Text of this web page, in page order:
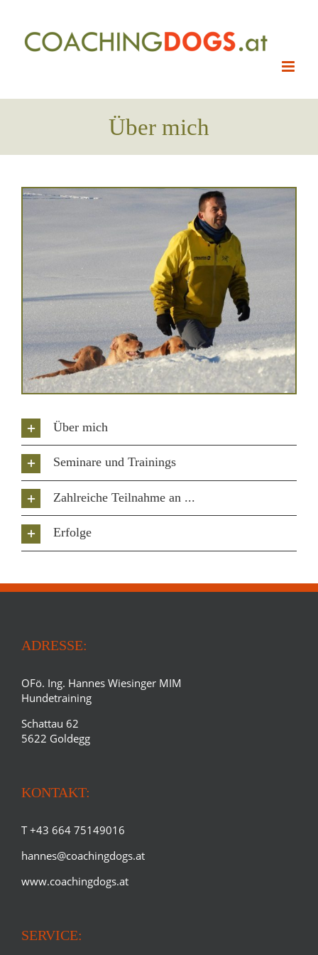
content
Über mich
Über mich
Seminare und Trainings
Zahlreiche Teilnahme an ...
Erfolge
ADRESSE:
OFö. Ing. Hannes Wiesinger MIM
Hundetraining
Schattau 62
5622 Goldegg
KONTAKT:
T +43 664 75149016
hannes@coachingdogs.at
www.coachingdogs.at
SERVICE: